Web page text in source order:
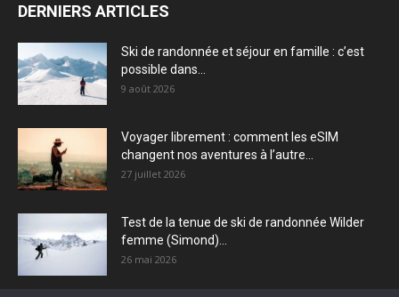
DERNIERS ARTICLES
Ski de randonnée et séjour en famille : c’est
possible dans...
9 août 2026
Voyager librement : comment les eSIM
changent nos aventures à l’autre...
27 juillet 2026
Test de la tenue de ski de randonnée Wilder
femme (Simond)...
26 mai 2026